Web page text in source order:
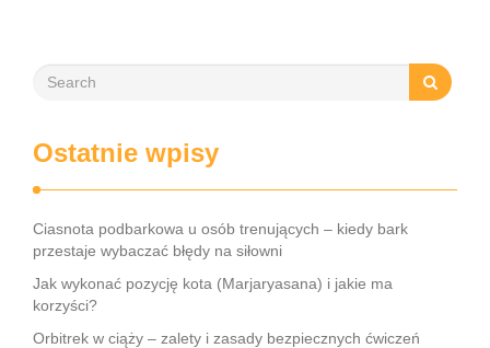
Ostatnie wpisy
Ciasnota podbarkowa u osób trenujących – kiedy bark
przestaje wybaczać błędy na siłowni
Jak wykonać pozycję kota (Marjaryasana) i jakie ma
korzyści?
Orbitrek w ciąży – zalety i zasady bezpiecznych ćwiczeń